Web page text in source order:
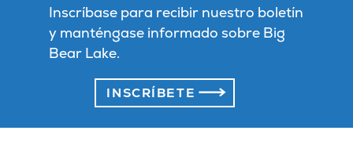
Inscríbase para recibir nuestro boletín
y manténgase informado sobre Big
Bear Lake.
INSCRÍBETE